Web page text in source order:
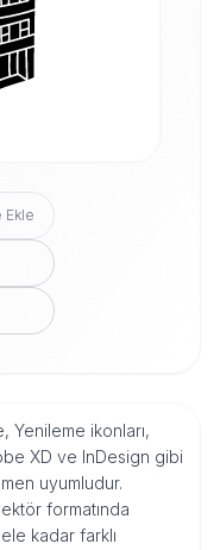
Ekle
Yenileme ikonları,
XD ve InDesign gibi
uyumludur.
formatında
kadar farklı